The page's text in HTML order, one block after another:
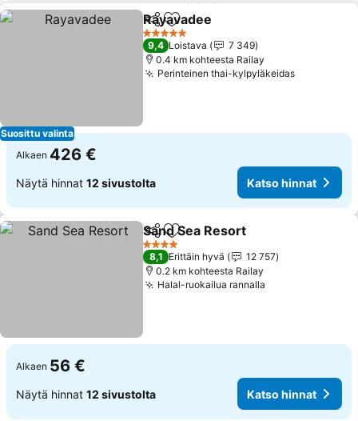
Suosittu valinta
Jaa Lisää suosikkeihin
Rayavadee
5 Tähtiluokitus
9,4 Loistava
7 349
0.4 km kohteesta Railay
Perinteinen thai-kylpyläkeidas
Alkaen 426 €
Näytä hinnat 12 sivustolta Katso hinnat
Jaa Lisää suosikkeihin
Sand Sea Resort
4 Tähtiluokitus
8,1 Erittäin hyvä
12 757
0.2 km kohteesta Railay
Halal-ruokailua rannalla
Alkaen 56 €
Näytä hinnat 12 sivustolta Katso hinnat